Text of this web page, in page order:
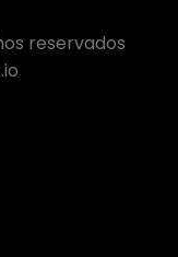
reservados